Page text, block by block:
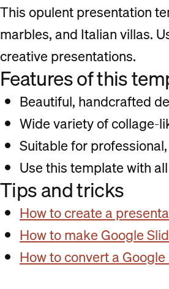
This opulent presentation
marbles, and Italian villas.
creative presentations.
Features of this
Beautiful, handcrafted
Wide variety of collage-
Suitable for
Use this template with
Tips and tricks
How to create a
How to make Google
How to convert a